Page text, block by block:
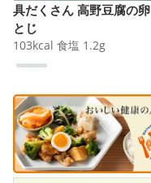
具だくさん 高野豆腐の卵
とじ
103kcal 食塩 1.2g